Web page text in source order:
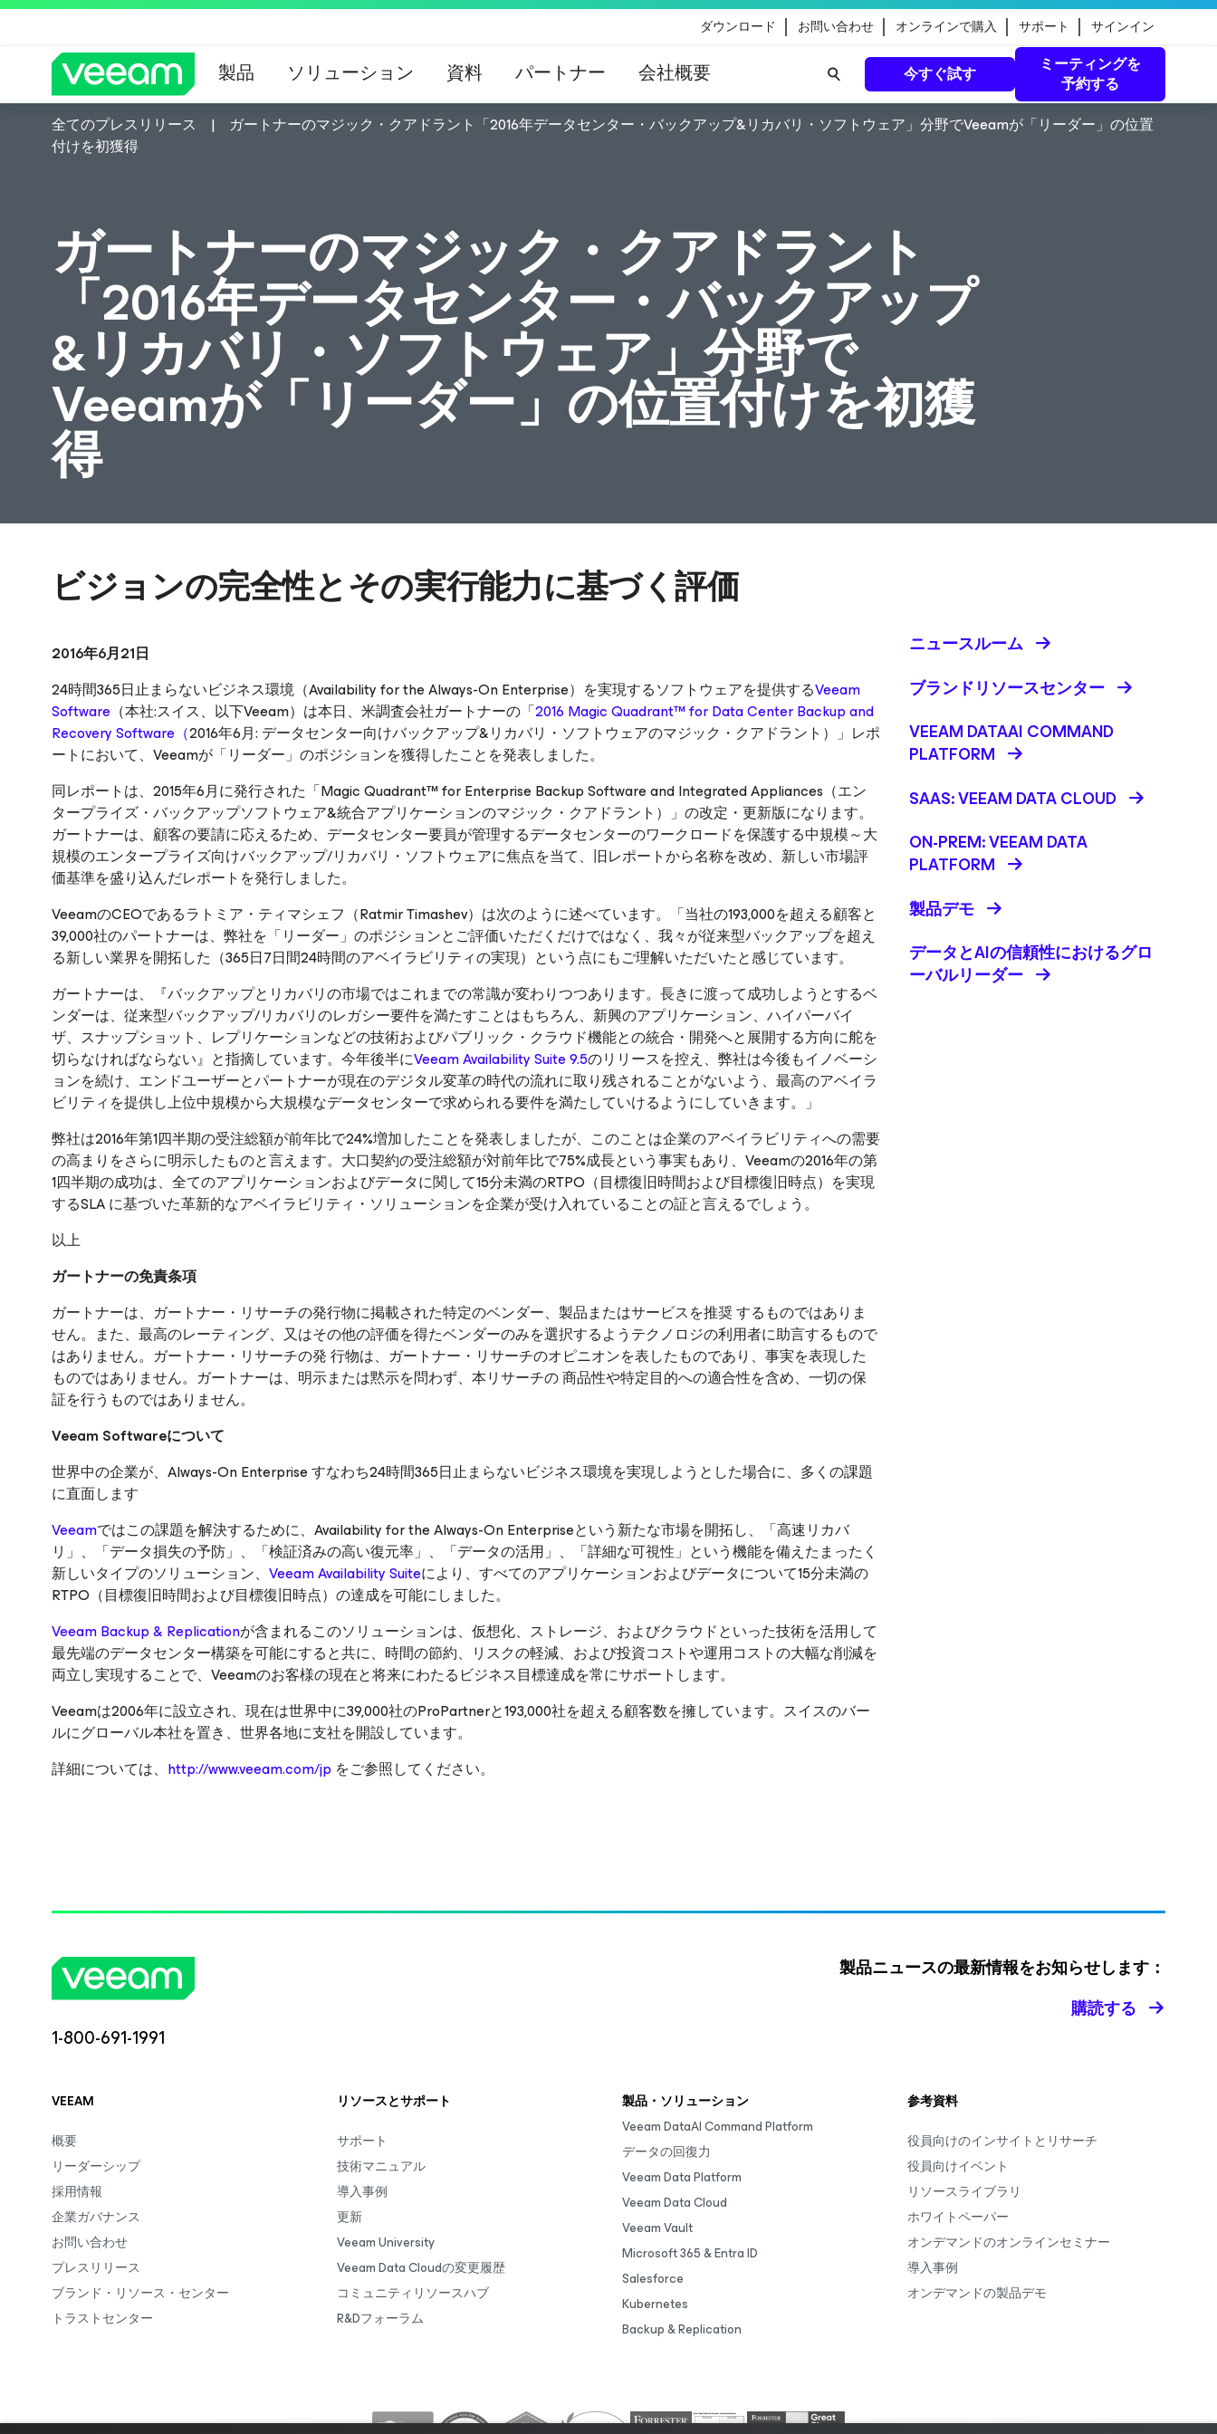
ダウンロード お問い合わせ オンラインで購入 サポート サインイン
製品 ソリューション 資料 パートナー 会社概要 今すぐ試す
ミーティングを
予約する
全てのプレスリリース
ガートナーのマジック・クアドラント「2016年データセンター・バックアップ&リカバリ・ソフトウェア」分野でVeeamが「リーダー」の位置
付けを初獲得
ガートナーのマジック・クアドラント
「2016年データセンター・バックアップ
&リカバリ・ソフトウェア」分野で
Veeamが「リーダー」の位置付けを初獲
得
ビジョンの完全性とその実行能力に基づく評価
2016年6月21日
24時間365日止まらないビジネス環境（Availability for the Always-On Enterprise）を実現するソフトウェアを提供するVeeam
Software （本社:スイス、以下Veeam）は本日、米調査会社ガートナーの「2016 Magic Quadrant™ for Data Center Backup and
Recovery Software（2016年6月: データセンター向けバックアップ&リカバリ・ソフトウェアのマジック・クアドラント）」レポ
ートにおいて、Veeamが「リーダー」のポジションを獲得したことを発表しました。
同レポートは、2015年6月に発行された「Magic Quadrant™ for Enterprise Backup Software and Integrated Appliances（エン
タープライズ・バックアップソフトウェア&統合アプリケーションのマジック・クアドラント）」の改定・更新版になります。
ガートナーは、顧客の要請に応えるため、データセンター要員が管理するデータセンターのワークロードを保護する中規模～大
規模のエンタープライズ向けバックアップ/リカバリ・ソフトウェアに焦点を当て、旧レポートから名称を改め、新しい市場評
価基準を盛り込んだレポートを発行しました。
VeeamのCEOであるラトミア・ティマシェフ（Ratmir Timashev）は次のように述べています。「当社の193,000を超える顧客と
39,000社のパートナーは、弊社を「リーダー」のポジションとご評価いただくだけではなく、我々が従来型バックアップを超え
る新しい業界を開拓した（365日7日間24時間のアベイラビリティの実現）という点にもご理解いただいたと感じています。
ガートナーは、『バックアップとリカバリの市場ではこれまでの常識が変わりつつあります。長きに渡って成功しようとするベ
ンダーは、従来型バックアップ/リカバリのレガシー要件を満たすことはもちろん、新興のアプリケーション、ハイパーバイ
ザ、スナップショット、レプリケーションなどの技術およびパブリック・クラウド機能との統合・開発へと展開する方向に舵を
切らなければならない』と指摘しています。今年後半にVeeam Availability Suite 9.5のリリースを控え、弊社は今後もイノベーシ
ョンを続け、エンドユーザーとパートナーが現在のデジタル変革の時代の流れに取り残されることがないよう、最高のアベイラ
ビリティを提供し上位中規模から大規模なデータセンターで求められる要件を満たしていけるようにしていきます。」
弊社は2016年第1四半期の受注総額が前年比で24%増加したことを発表しましたが、このことは企業のアベイラビリティへの需要
の高まりをさらに明示したものと言えます。大口契約の受注総額が対前年比で75%成長という事実もあり、Veeamの2016年の第
1四半期の成功は、全てのアプリケーションおよびデータに関して15分未満のRTPO（目標復旧時間および目標復旧時点）を実現
するSLA に基づいた革新的なアベイラビリティ・ソリューションを企業が受け入れていることの証と言えるでしょう。
以上
ガートナーの免責条項
ガートナーは、ガートナー・リサーチの発行物に掲載された特定のベンダー、製品またはサービスを推奨 するものではありま
せん。また、最高のレーティング、又はその他の評価を得たベンダーのみを選択するようテクノロジの利用者に助言するもので
はありません。ガートナー・リサーチの発 行物は、ガートナー・リサーチのオピニオンを表したものであり、事実を表現した
ものではありません。ガートナーは、明示または黙示を問わず、本リサーチの 商品性や特定目的への適合性を含め、一切の保
証を行うものではありません。
Veeam Softwareについて
世界中の企業が、Always-On Enterprise すなわち24時間365日止まらないビジネス環境を実現しようとした場合に、多くの課題
に直面します
Veeamではこの課題を解決するために、Availability for the Always-On Enterpriseという新たな市場を開拓し、「高速リカバ
リ」、「データ損失の予防」、「検証済みの高い復元率」、「データの活用」、「詳細な可視性」という機能を備えたまったく
新しいタイプのソリューション、 Veeam Availability Suiteにより、すべてのアプリケーションおよびデータについて15分未満の
RTPO（目標復旧時間および目標復旧時点）の達成を可能にしました。
Veeam Backup & Replicationが含まれるこのソリューションは、仮想化、ストレージ、およびクラウドといった技術を活用して
最先端のデータセンター構築を可能にすると共に、時間の節約、リスクの軽減、および投資コストや運用コストの大幅な削減を
両立し実現することで、Veeamのお客様の現在と将来にわたるビジネス目標達成を常にサポートします。
Veeamは2006年に設立され、現在は世界中に39,000社のProPartnerと193,000社を超える顧客数を擁しています。スイスのバー
ルにグローバル本社を置き、世界各地に支社を開設しています。
詳細については、 http://www.veeam.com/jp をご参照してください。
ニュースルーム
ブランドリソースセンター
VEEAM DATAAI COMMAND
PLATFORM
SAAS: VEEAM DATA CLOUD
ON-PREM: VEEAM DATA
PLATFORM
製品デモ
データとAIの信頼性におけるグロ
ーバルリーダー
1-800-691-1991
製品ニュースの最新情報をお知らせします：
購読する
VEEAM
概要
リーダーシップ
採用情報
企業ガバナンス
お問い合わせ
プレスリリース
ブランド・リソース・センター
トラストセンター
リソースとサポート
サポート
技術マニュアル
導入事例
更新
Veeam University
Veeam Data Cloudの変更履歴
コミュニティリソースハブ
R&Dフォーラム
製品・ソリューション
Veeam DataAI Command Platform
データの回復力
Veeam Data Platform
Veeam Data Cloud
Veeam Vault
Microsoft 365 & Entra ID
Salesforce
Kubernetes
Backup & Replication
参考資料
役員向けのインサイトとリサーチ
役員向けイベント
リソースライブラリ
ホワイトペーパー
オンデマンドのオンラインセミナー
導入事例
オンデマンドの製品デモ